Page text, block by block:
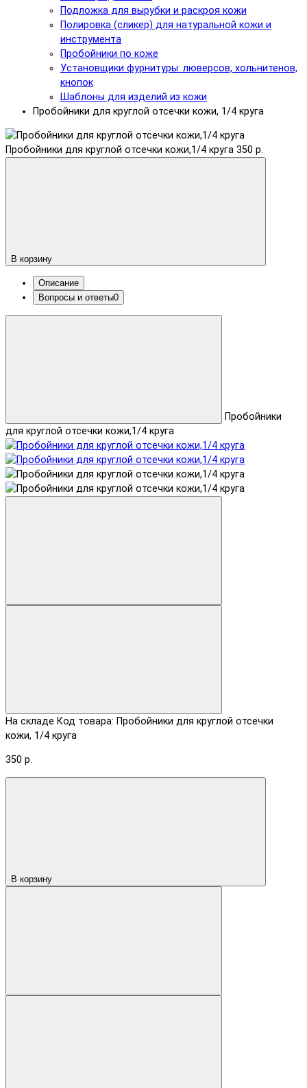
Подложка для вырубки и раскроя кожи
Полировка (сликер) для натуральной кожи и
инструмента
Пробойники по коже
Установщики фурнитуры: люверсов, хольнитенов,
кнопок
Шаблоны для изделий из кожи
Пробойники для круглой отсечки кожи, 1/4 круга
Пробойники для круглой отсечки кожи,1/4 круга 350 р.
В корзину
Описание
Вопросы и ответы0
Пробойники
для круглой отсечки кожи,1/4 круга
На складе Код товара: Пробойники для круглой отсечки
кожи, 1/4 круга
350 р.
В корзину